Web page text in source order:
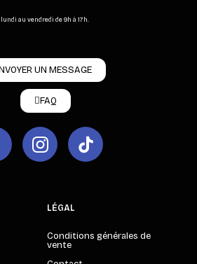
lundi au vendredi de 9h à 17h.
UN MESSAGE
FAQ
LÉGAL
Conditions générales de
vente